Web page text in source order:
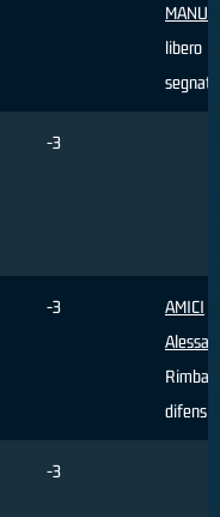
libero
segnato
-3
-3
AMICI
-3